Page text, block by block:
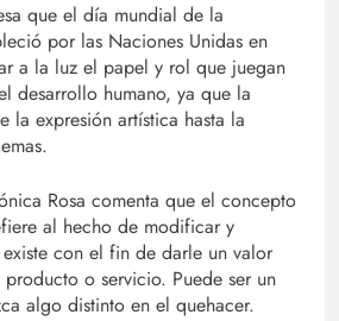
que el día mundial de la
por las Naciones Unidas en
a la luz el papel y rol que juegan
desarrollo humano, ya que la
la expresión artística hasta la
Rosa comenta que el concepto
al hecho de modificar y
con el fin de darle un valor
o servicio. Puede ser un
algo distinto en el quehacer.